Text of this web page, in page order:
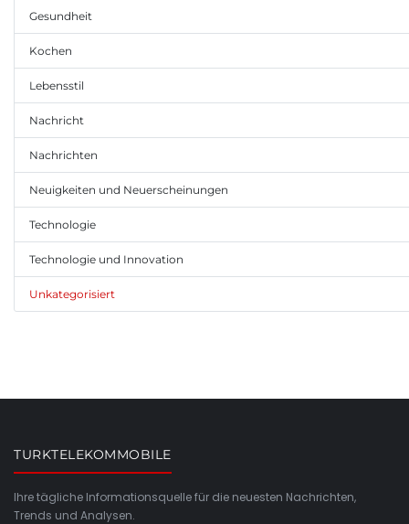
Gesundheit
Kochen
Lebensstil
Nachricht
Nachrichten
Neuigkeiten und Neuerscheinungen
Technologie
Technologie und Innovation
Unkategorisiert
TURKTELEKOMMOBILE
Ihre tägliche Informationsquelle für die neuesten Nachrichten,
Trends und Analysen.